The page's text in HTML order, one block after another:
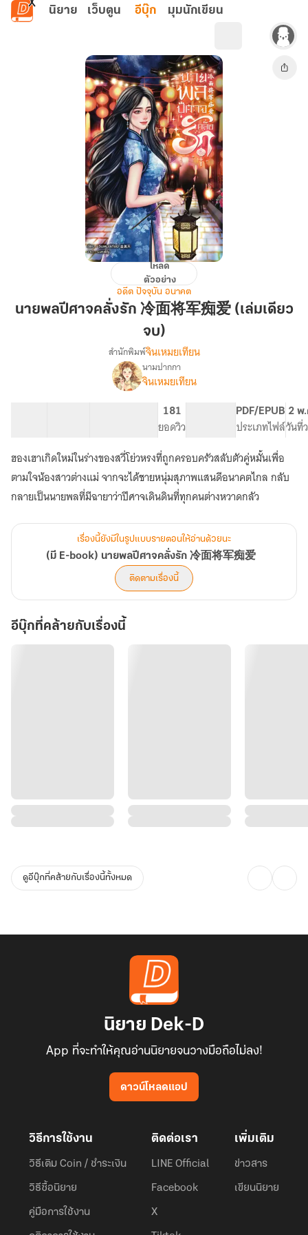
ข้ามไปยังเนื้อหาหลัก
นิยาย เว็บตูน อีบุ๊ก มุมนักเขียน
ปีศาจ
军
爱
(เล่ม
เดียว
จบ)
โหลด
ตัวอย่าง
อดีต ปัจจุบัน อนาคต
นายพลปีศาจคลั่งรัก 冷面将军痴爱 (เล่มเดียว
จบ)
เรื่อง(มี
E-
book)
นาย
พล
ปีศาจ
คลั่ง
รัก
冷
面
军
痴
爱
สำนักพิมพ์จินเหมยเทียน
นามปากกา
จินเหมยเทียน
181
ยอดวิว
PDF/EPUB
ประเภทไฟล์
2 พ
วันที่
ฮองเฮาเกิดใหม่ในร่างของสวี่โย่วหรงที่ถูกครอบครัวสลับตัวคู่หมั้นเพื่อ
ตามใจน้องสาวต่างแม่ จากจะได้ชายหนุ่มสุภาพแสนดีอนาคตไกล กลับ
กลายเป็นนายพลที่มีฉายาว่าปีศาจเดินดินที่ทุกคนต่างหวาดกลัว
เรื่องนี้ยังมีในรูปแบบรายตอนให้อ่านด้วยนะ
(มี E-book) นายพลปีศาจคลั่งรัก 冷面将军痴爱
ติดตามเรื่องนี้
อีบุ๊กที่คล้ายกับเรื่องนี้
ดูอีบุ๊กที่คล้ายกับเรื่องนี้ทั้งหมด
นิยาย Dek-D
App ที่จะทำให้คุณอ่านนิยายจนวางมือถือไม่ลง!
ดาวน์โหลดแอป
วิธีการใช้งาน
วิธีเติม Coin / ชำระเงิน
วิธีซื้อนิยาย
คู่มือการใช้งาน
ติดต่อเรา
LINE Official
Facebook
X
เพิ่มเติม
ข่าวสาร
เขียนนิยาย